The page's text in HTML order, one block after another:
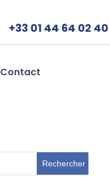
+33 01 44 64 02 40
Contact